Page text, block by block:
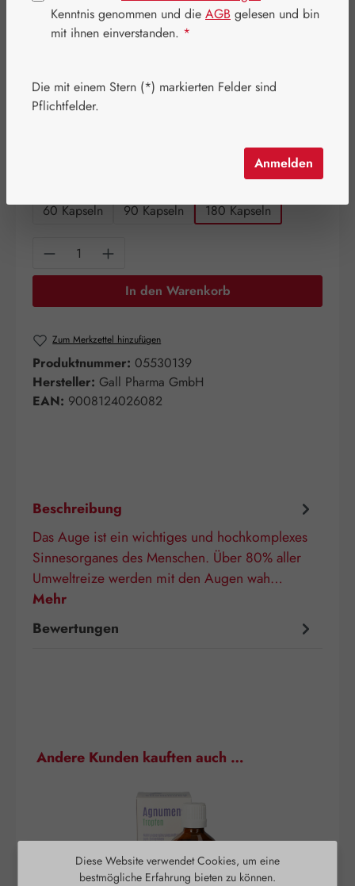
Preise inkl. MwSt. zzgl. Versandkosten
60 Kapseln 90 Kapseln 180 Kapseln
Produkt Anzahl: Gib den gewünschten
In den Warenkorb
Zum Merkzettel hinzufügen
Produktnummer: 05530139
Hersteller: Gall Pharma GmbH
EAN: 9008124026082
Beschreibung
Das Auge ist ein wichtiges und hochkomplexes
Sinnesorganes des Menschen. Über 80% aller
Umweltreize werden mit den Augen wah…
Mehr
Bewertungen
Produktgalerie überspringen
Andere Kunden kauften auch …
Diese Website verwendet Cookies, um eine
bestmögliche Erfahrung bieten zu können.
Kenntnis genommen und die AGB gelesen und bin
mit ihnen einverstanden. *
Die mit einem Stern (*) markierten Felder sind
Pflichtfelder.
Anmelden